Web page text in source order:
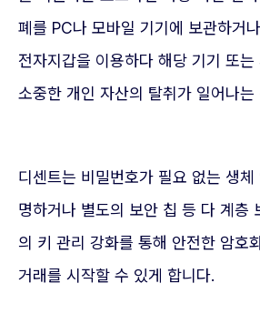
폐를 PC나 모바일 기기에 보관하거
전자지갑을 이용하다 해당 기기 또는
소중한 개인 자산의 탈취가 일어나는
디센트는 비밀번호가 필요 없는 생
명하거나 별도의 보안 칩 등 다 계층
의 키 관리 강화를 통해 안전한 암호
거래를 시작할 수 있게 합니다.